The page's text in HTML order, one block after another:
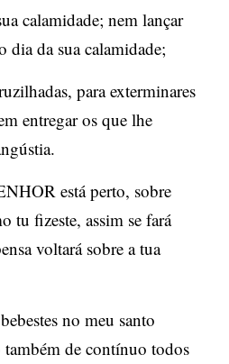
calamidade; nem lançar
dia da sua calamidade;
para exterminares
entregar os que lhe
está perto, sobre
tu fizeste, assim se fará
voltará sobre a tua
no meu santo
também de contínuo todos